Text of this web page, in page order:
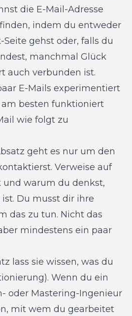
die E-Mail-Adresse
indem du entweder
gehst oder, falls du
manchmal Glück
auch verbunden ist.
E-Mails experimentiert
besten funktioniert
wie folgt zu
geht es nur um den
Verweise auf
und warum du denkst,
Du musst dir ihre
das zu tun. Nicht das
mindestens ein paar
lass sie wissen, was du
Wenn du ein
oder Mastering-Ingenieur
mit wem du gearbeitet